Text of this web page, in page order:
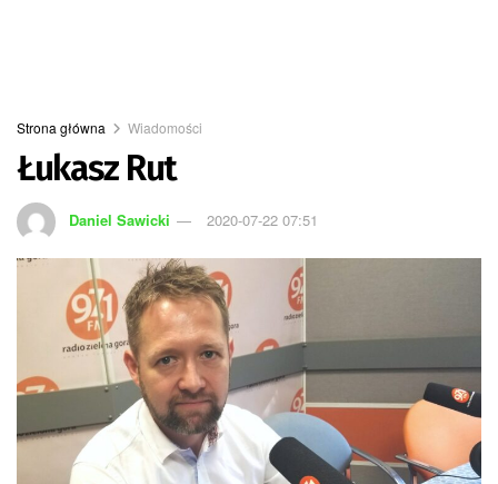
Strona główna Wiadomości
Łukasz Rut
Daniel Sawicki 2020-07-22 07:51